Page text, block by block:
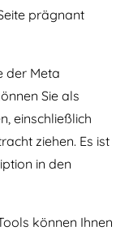
prägnant
der Meta
Sie als
einschließlich
ziehen. Es ist
in den
können Ihnen